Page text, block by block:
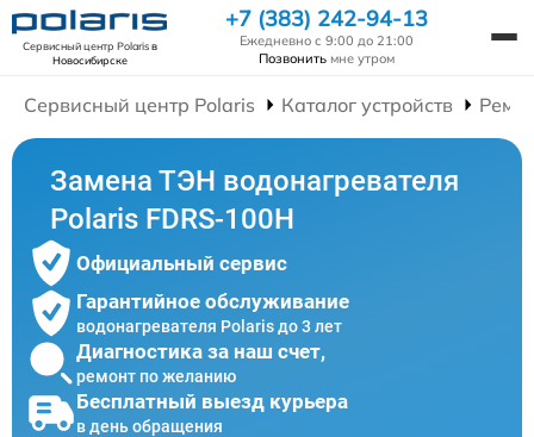
Сервисный центр Polarisв
Новосибирске
+7 (383) 242-94-13
Ежедневно с 9:00 до 21:00
Позвонить мне утром
Сервисный центр Polaris Каталог устройств
Замена ТЭН водонагревателя
Polaris FDRS-100H
Официальный сервис
Гарантийное обслуживание
водонагревателя Polaris до 3 лет
Диагностика за наш счет,
ремонт по желанию
Бесплатный выезд курьера
в день обращения